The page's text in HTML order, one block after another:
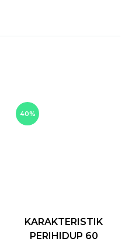
40%
KARAKTERISTIK
PERIHIDUP 60